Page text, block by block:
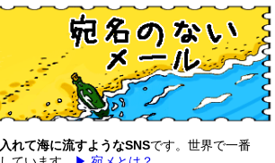
れて海に流すようなSNSです。世界で一番